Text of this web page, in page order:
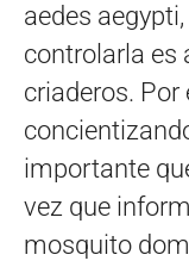
aedes
controlarla es
criaderos.
importante
vez que
mosquito